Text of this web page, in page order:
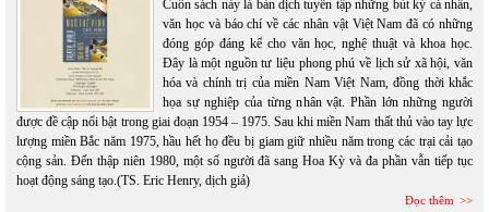
Cuốn sách này là bản dịch tuyển tập những bút ký cá nhân,
văn học và báo chí về các nhân vật Việt Nam đã có những
đóng góp đáng kể cho văn học, nghệ thuật và khoa học.
Đây là một nguồn tư liệu phong phú về lịch sử xã hội, văn
hóa và chính trị của miền Nam Việt Nam, đồng thời khắc
họa sự nghiệp của từng nhân vật. Phần lớn những người
được đề cập nổi bật trong giai đoạn 1954 – 1975. Sau khi miền Nam thất thủ vào tay lực
lượng miền Bắc năm 1975, hầu hết họ đều bị giam giữ nhiều năm trong các trại cải tạo
cộng sản. Đến thập niên 1980, một số người đã sang Hoa Kỳ và đa phần vẫn tiếp tục
hoạt động sáng tạo.(TS. Eric Henry, dịch giả)
Đọc thêm